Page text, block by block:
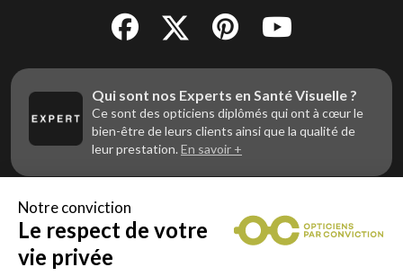
Qui sont nos Experts en Santé Visuelle ?
Ce sont des opticiens diplômés qui ont à cœur le
bien-être de leurs clients ainsi que la qualité de
leur prestation. En savoir +
Vous êtes un professionnel de la vue et
vous souhaitez nous rejoindre ?
Contactez Alliance Optic, la centrale d’achats et
Notre conviction
Le respect de votre
vie privée